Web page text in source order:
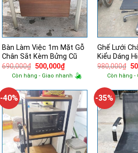
Bàn Làm Việc 1m Mặt Gỗ
Chân Sắt Kèm Bửng Cũ
690,000₫ Giá
gốc
là:
500,000₫Giá
hiện
tại
500,000₫.
Còn hàng - Giao nhanh
Ghế Lưới
Kiểu Dáng
980,000₫
là:
Còn hàng -
-40% -35%